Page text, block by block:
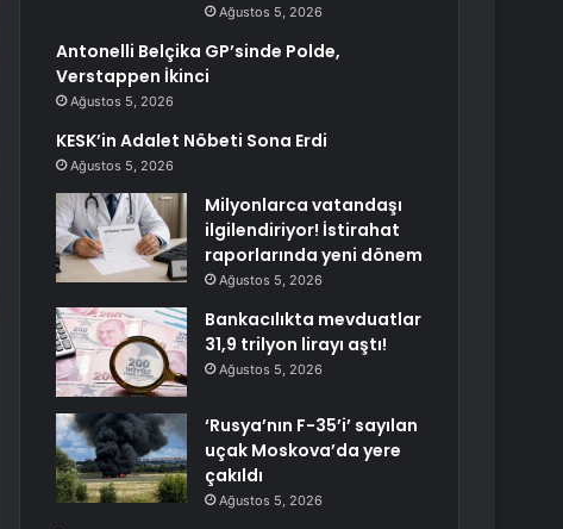
Ağustos 5, 2026
Antonelli Belçika GP’sinde Polde,
Verstappen İkinci
Ağustos 5, 2026
KESK’in Adalet Nöbeti Sona Erdi
Ağustos 5, 2026
Milyonlarca vatandaşı
ilgilendiriyor! İstirahat
raporlarında yeni dönem
Ağustos 5, 2026
Bankacılıkta mevduatlar
31,9 trilyon lirayı aştı!
Ağustos 5, 2026
‘Rusya’nın F-35’i’ sayılan
uçak Moskova’da yere
çakıldı
Ağustos 5, 2026